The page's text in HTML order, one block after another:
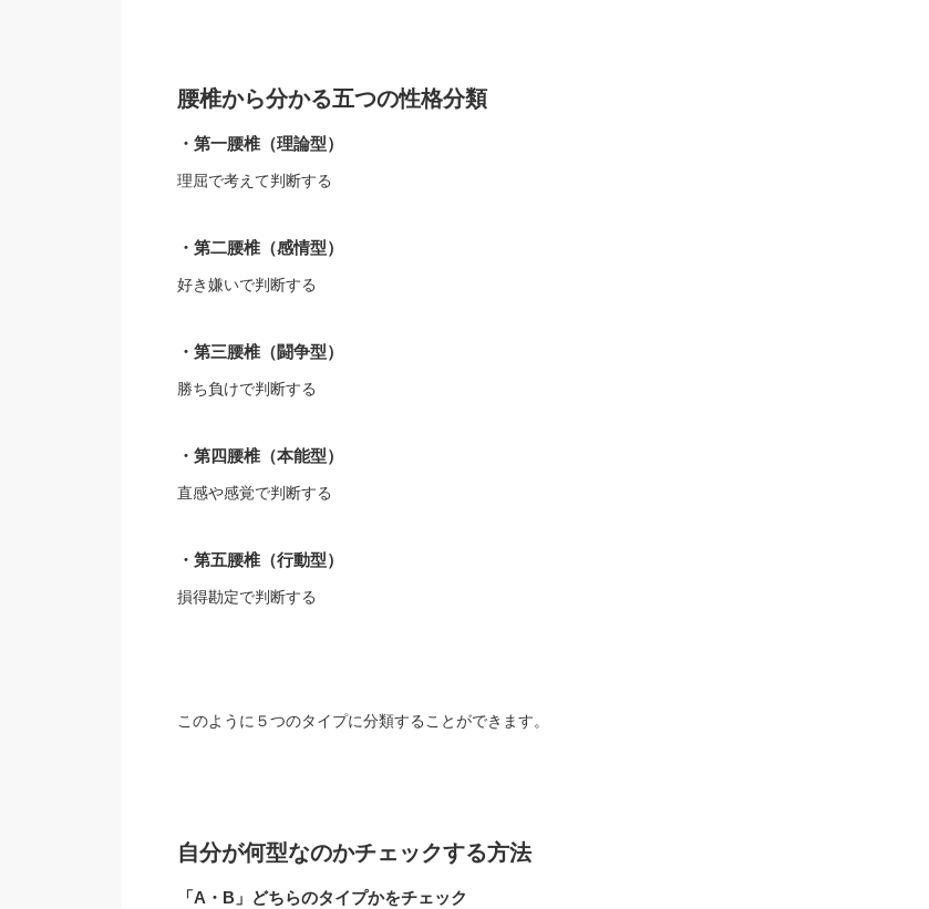
腰椎から分かる五つの性格分類
・第一腰椎（理論型）
理屈で考えて判断する
・第二腰椎（感情型）
好き嫌いで判断する
・第三腰椎（闘争型）
勝ち負けで判断する
・第四腰椎（本能型）
直感や感覚で判断する
・第五腰椎（行動型）
損得勘定で判断する
このように５つのタイプに分類することができます。
自分が何型なのかチェックする方法
「A・B」どちらのタイプかをチェック